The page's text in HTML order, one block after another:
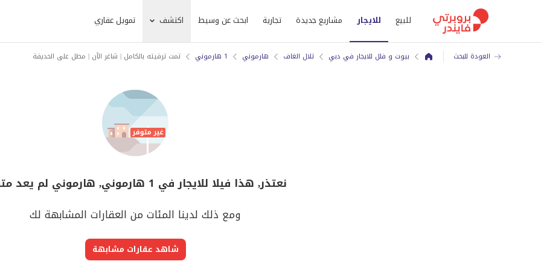
للبيع للايجار مشاريع جديدة تجارية ابحث عن وسيط اكتشف تمويل عقاري
العودة للبحث بيوت و فلل للايجار في دبي تلال الغاف هارموني 1 هارموني تمت ترقيته بالكامل | شاغر الآن | مطل على الحديقة
نعتذر, هذا فيلا للايجار في 1 هارموني, هارموني لم يعد متوفر
ومع ذلك لدينا المئات من العقارات المشابهة لك
شاهد عقارات مشابهة